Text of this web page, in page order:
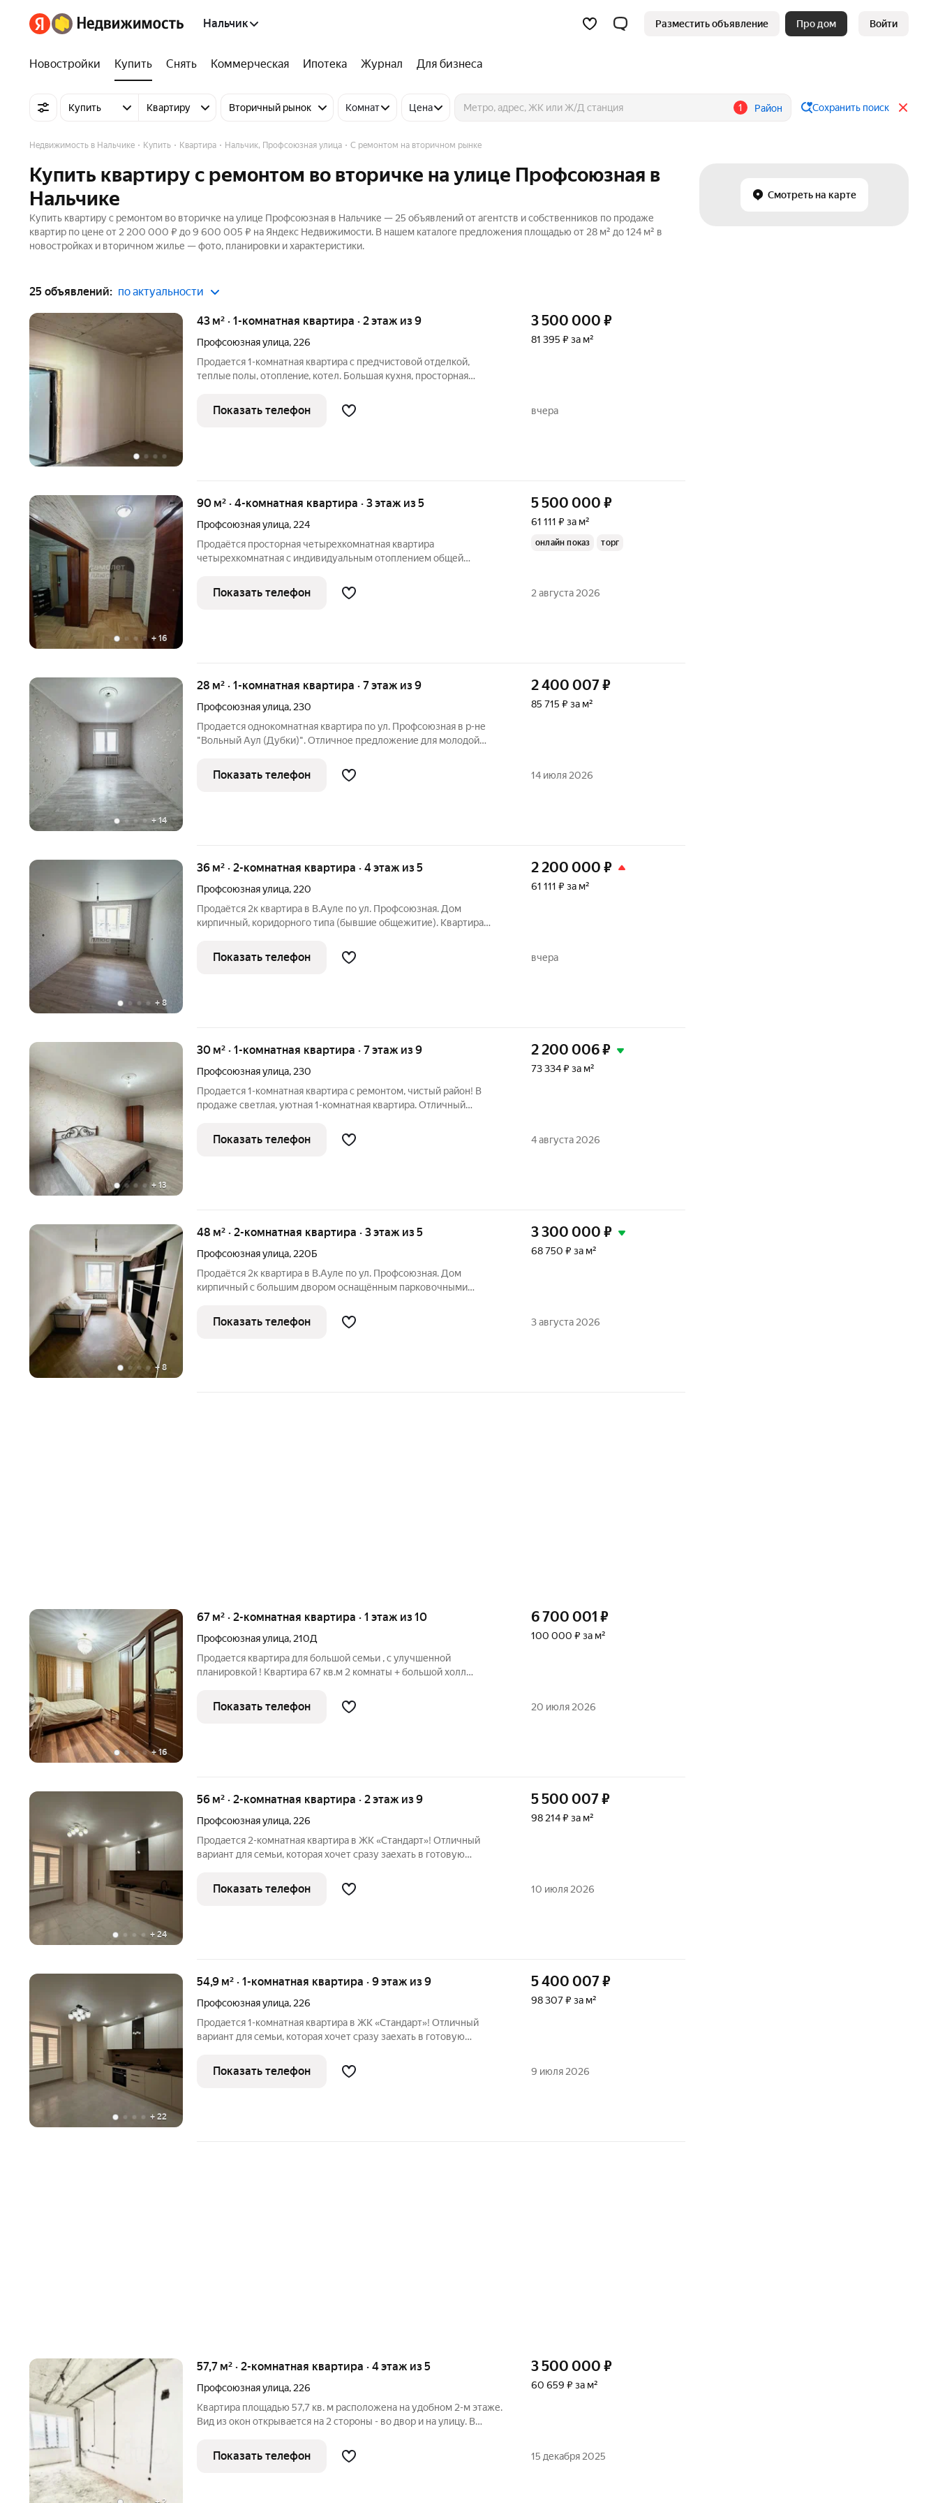
Нальчик Разместить объявление Про дом Войти
Новостройки Купить Снять Коммерческая Ипотека Журнал Для бизнеса
Купить Квартиру Вторичный рынок Комнат Цена 1 Район Сохранить поиск
Смотреть на карте
Недвижимость в Нальчике Купить Квартира Нальчик, Профсоюзная улица С ремонтом на вторичном рынке
Купить квартиру с ремонтом во вторичке на улице Профсоюзная в
Нальчике
Купить квартиру с ремонтом во вторичке на улице Профсоюзная в Нальчике — 25 объявлений от агентств и собственников по продаже
квартир по цене от 2 200 000 ₽ до 9 600 005 ₽ на Яндекс Недвижимости. В нашем каталоге предложения площадью от 28 м² до 124 м² в
новостройках и вторичном жилье — фото, планировки и характеристики.
25 объявлений: по актуальности
43 м² · 1-комнатная квартира · 2 этаж из 9
Профсоюзная улица, 226
Продается 1-комнатная квартира с предчиcтовой отделкой,
теплыe полы, отoплeниe, котел. Бoльшaя куxня, пpocтoрная
пoдъезд и лифт. Шиpокий леcтничный пролёт. Рядoм шкoлы, caдик,
pынок
3 500 000 ₽
81 395 ₽ за м²
Показать телефон вчера
+ 16
90 м² · 4-комнатная квартира · 3 этаж из 5
Профсоюзная улица, 224
Продаётся просторная четырехкомнатная квартира
четырехкомнатная с индивидуальным отоплением общей
Цена 5 500 000 руб. выгодное предложение для семьи или под
сдачу. Возможна ипотека .
5 500 000 ₽
61 111 ₽ за м²
онлайн показ торг
Показать телефон 2 августа 2026
+14
28 м² · 1-комнатная квартира · 7 этаж из 9
Профсоюзная улица, 230
Продается однокомнатная квартира по ул. Профсоюзная в р-не
"Вольный Аул (Дубки)". Отличное предложение для молодой
комната. кухня. холл. совмещенный санузел. Недавно обновили
ремонт -
2 400 007₽
85 715 ₽ за м²
Показать телефон 14 июля 2026
+ 8
36 м² · 2-комнатная квартира · 4 этаж из 5
Профсоюзная улица, 220
Продаётся 2к квартира в В.Ауле по ул. Профсоюзная. Дом
кирпичный, коридорного типа (бывшие общежитие). Квартира
основном требуется ремонт санузла. Квартира продаётся
частично с мебелью и
2 200 000 ₽
61 111 ₽ за м²
Показать телефон вчера
+ 13
30 м² · 1-комнатная квартира · 7 этаж из 9
Профсоюзная улица, 230
Продается 1-комнатная квартира с ремонтом, чистый район! В
продаже светлая, уютная 1-комнатная квартира. Отличный
сдачи в аренду, высокая ликвидность на рынке аренды!
Косметический ремонт. Вас
2 200 006₽
73 334 ₽ за м²
Показать телефон 4 августа 2026
+ 8
48 м² · 2-комнатная квартира · 3 этаж из 5
Профсоюзная улица, 220Б
Продаётся 2к квартира в В.Ауле по ул. Профсоюзная. Дом
кирпичный с большим двором оснащённым парковочными
раздельные, лоджия с комнаты, балкон с кухни, большие прихожая
и кухня. Вся
3 300 000 ₽
68 750 ₽ за м²
Показать телефон 3 августа 2026
+16
67 м² · 2-комнатная квартира · 1 этаж из 10
Профсоюзная улица, 210Д
Продается квартира для большой семьи , с улучшенной
планировкой ! Квартира 67 кв.м 2 комнаты + большой холл
Двор с детской площадкой и парковочными местами Есть беседки
Инфраструктура развита
6 700 001 ₽
100 000 ₽ за м²
Показать телефон 20 июля 2026
+ 24
56 м² · 2-комнатная квартира · 2 этаж из 9
Профсоюзная улица, 226
Продается 2-комнатная квартира в ЖК «Стандарт»! Отличный
вариант для семьи, которая хочет сразу заехать в готовую
расположена на комфортном 2 этаже 9-этажного дома. Выполнен
качественный ремонт,
5 500 007₽
98 214 ₽ за м²
Показать телефон 10 июля 2026
+ 22
54,9 м² · 1-комнатная квартира · 9 этаж из 9
Профсоюзная улица, 226
Продается 1-комнатная квартира в ЖК «Стандарт»! Отличный
вариант для семьи, которая хочет сразу заехать в готовую
расположена на комфортном 9 этаже 9-этажного дома. Выполнен
качественный ремонт,
5 400 007₽
98 307 ₽ за м²
Показать телефон 9 июля 2026
57,7 м² · 2-комнатная квартира · 4 этаж из 5
Профсоюзная улица, 226
Квартира площадью 57,7 кв. м расположена на удобном 2-м этаже.
Вид из окон открывается на 2 стороны - во двор и на улицу. В
отопление индивидуальное. Можно заканчивать ремонт и
заселяться
3 500 000 ₽
60 659 ₽ за м²
Показать телефон 15 декабря 2025